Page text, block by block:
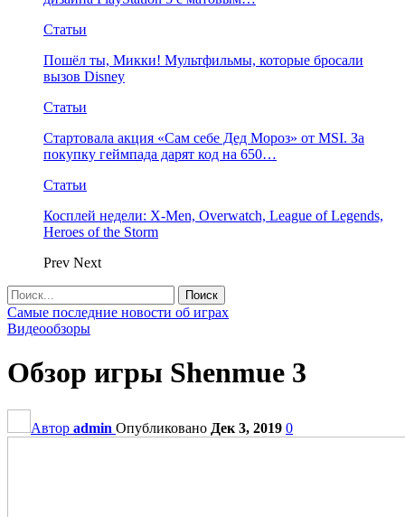
Статьи
Пошёл ты, Микки! Мультфильмы, которые бросали
вызов Disney
Статьи
Стартовала акция «Сам себе Дед Мороз» от MSI. За
покупку геймпада дарят код на 650…
Статьи
Косплей недели: X-Men, Overwatch, League of Legends,
Heroes of the Storm
Prev Next
Самые последние новости об играх
Видеообзоры
Обзор игры Shenmue 3
Автор admin Опубликовано Дек 3, 2019 0